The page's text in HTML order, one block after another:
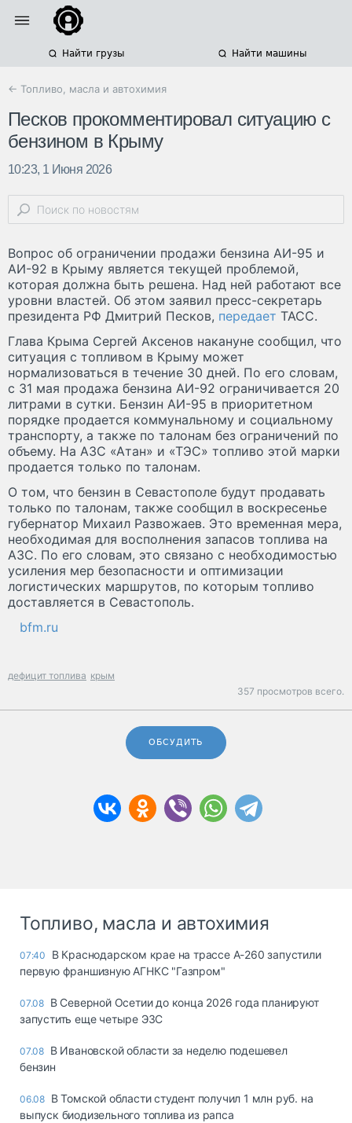
Найти грузы Найти машины
← Топливо, масла и автохимия
Песков прокомментировал ситуацию с
бензином в Крыму
10:23, 1 Июня 2026
Вопрос об ограничении продажи бензина АИ-95 и
АИ-92 в Крыму является текущей проблемой,
которая должна быть решена. Над ней работают все
уровни властей. Об этом заявил пресс-секретарь
президента РФ Дмитрий Песков, передает ТАСС.
Глава Крыма Сергей Аксенов накануне сообщил, что
ситуация с топливом в Крыму может
нормализоваться в течение 30 дней. По его словам,
с 31 мая продажа бензина АИ-92 ограничивается 20
литрами в сутки. Бензин АИ-95 в приоритетном
порядке продается коммунальному и социальному
транспорту, а также по талонам без ограничений по
объему. На АЗС «Атан» и «ТЭС» топливо этой марки
продается только по талонам.
О том, что бензин в Севастополе будут продавать
только по талонам, также сообщил в воскресенье
губернатор Михаил Развожаев. Это временная мера,
необходимая для восполнения запасов топлива на
АЗС. По его словам, это связано с необходимостью
усиления мер безопасности и оптимизации
логистических маршрутов, по которым топливо
доставляется в Севастополь.
bfm.ru
дефицит топлива крым
357 просмотров всего.
ОБСУДИТЬ
Топливо, масла и автохимия
07:40
В Краснодарском крае на трассе А-260 запустили
первую франшизную АГНКС "Газпром"
07.08 В Северной Осетии до конца 2026 года планируют
запустить еще четыре ЭЗС
07.08 В Ивановской области за неделю подешевел
бензин
06.08 В Томской области студент получил 1 млн руб. на
выпуск биодизельного топлива из рапса